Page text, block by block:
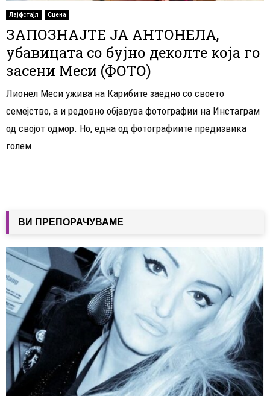
Лајфстајл Сцена
ЗАПОЗНАЈТЕ ЈА АНТОНЕЛА,
убавицата со бујно деколте која го
засени Меси (ФОТО)
Лионел Меси ужива на Карибите заедно со своето
семејство, а и редовно објавува фотографии на Инстаграм
од својот одмор. Но, една од фотографиите предизвика
голем...
ВИ ПРЕПОРАЧУВАМЕ